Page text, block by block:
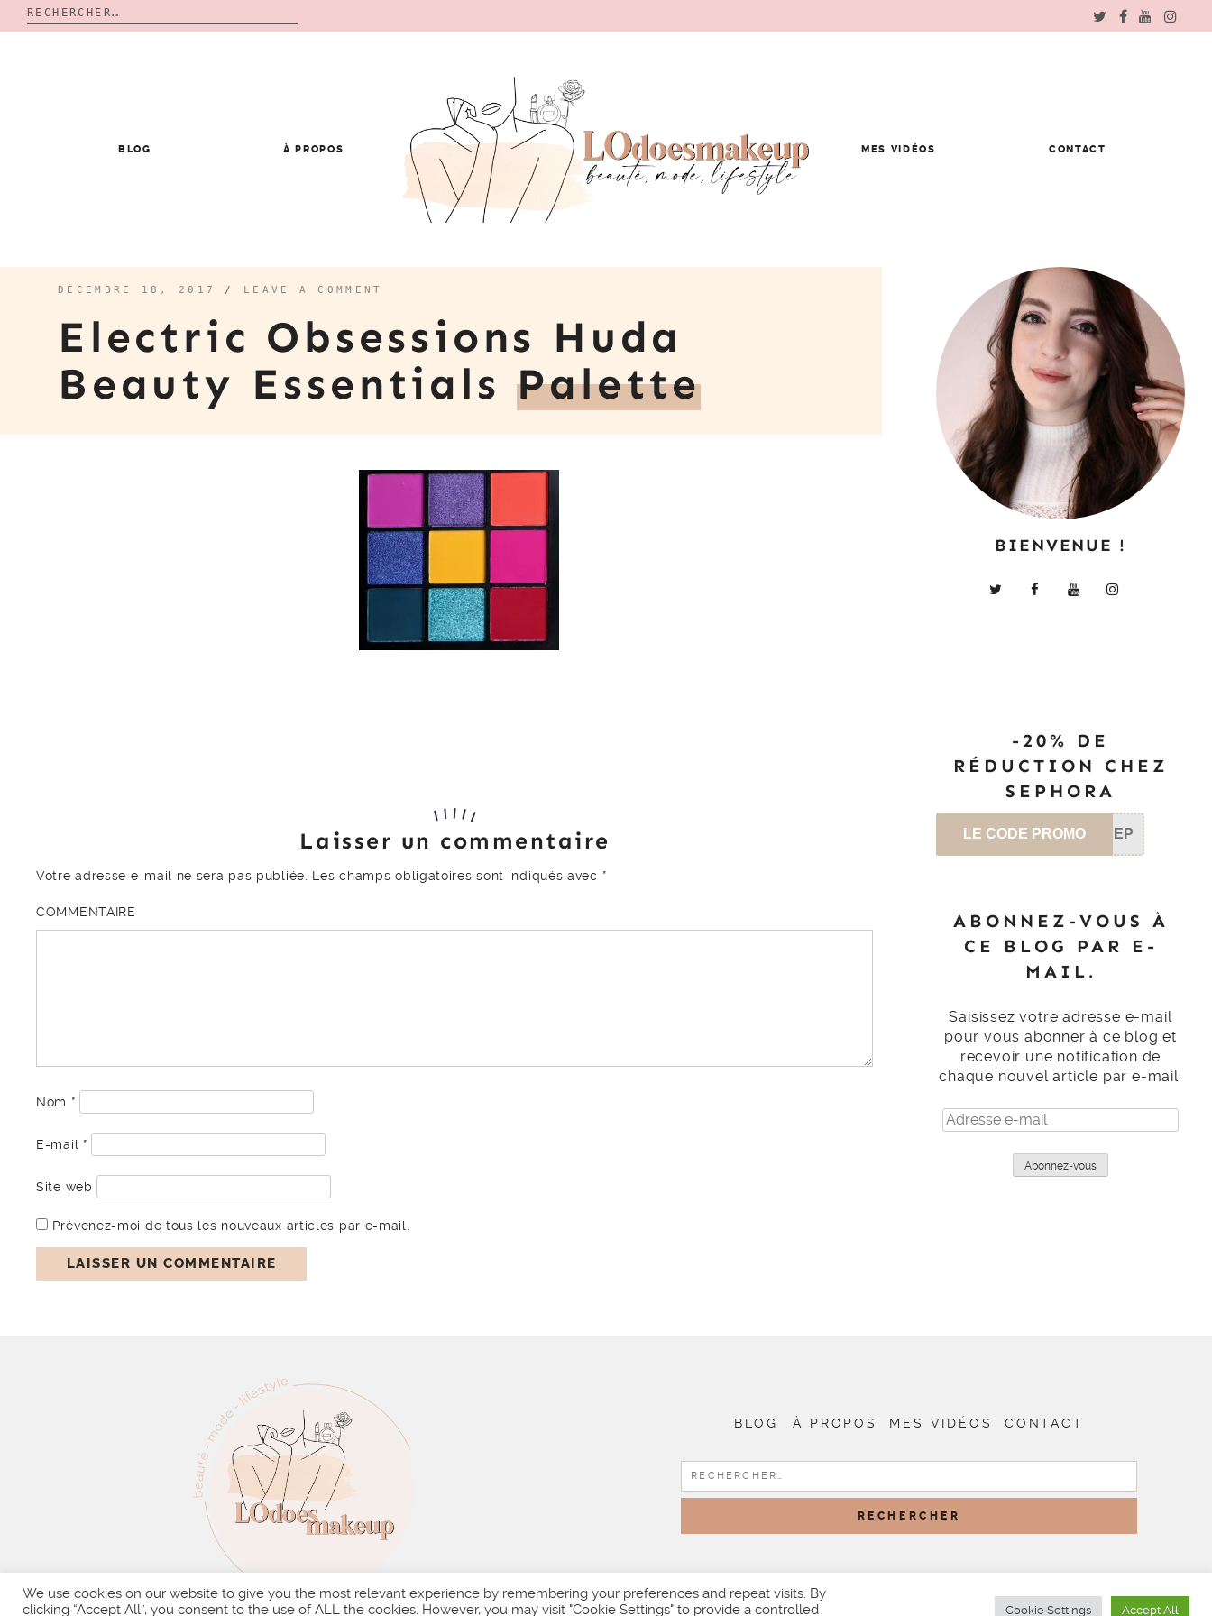
Rechercher :
BLOG À PROPOS MES VIDÉOS CONTACT
DÉCEMBRE 18, 2017 / LEAVE A COMMENT
Electric Obsessions Huda
Beauty EssentialsPalette
Laisser un commentaire
Votre adresse e-mail ne sera pas publiée. Les champs obligatoires sont indiqués avec *
COMMENTAIRE
Nom *
E-mail *
Site web
Prévenez-moi de tous les nouveaux articles par e-mail.
BIENVENUE !
-20% DE
RÉDUCTION CHEZ
SEPHORA
LE CODE PROMO SEP
ABONNEZ-VOUS À
CE BLOG PAR E-
MAIL.
Saisissez votre adresse e-mail
pour vous abonner à ce blog et
recevoir une notification de
chaque nouvel article par e-mail.
Adresse
e-
Abonnez-vous
BLOG À PROPOS MES VIDÉOS CONTACT
RECHERCHER :
We use cookies on our website to give you the most relevant experience by remembering your preferences and repeat visits. By
clicking “Accept All”, you consent to the use of ALL the cookies. However, you may visit "Cookie Settings" to provide a controlled
Cookie Settings Accept All